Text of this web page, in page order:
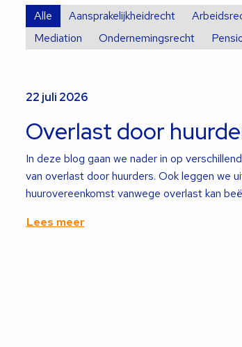
Alle Aansprakelijkheidrecht
Mediation
Ondernemingsrecht
22 juli 2026
Overlast door
In deze blog gaan we nader in op
van overlast door huurders. Ook leggen we
huurovereenkomst vanwege overlast kan
Lees meer